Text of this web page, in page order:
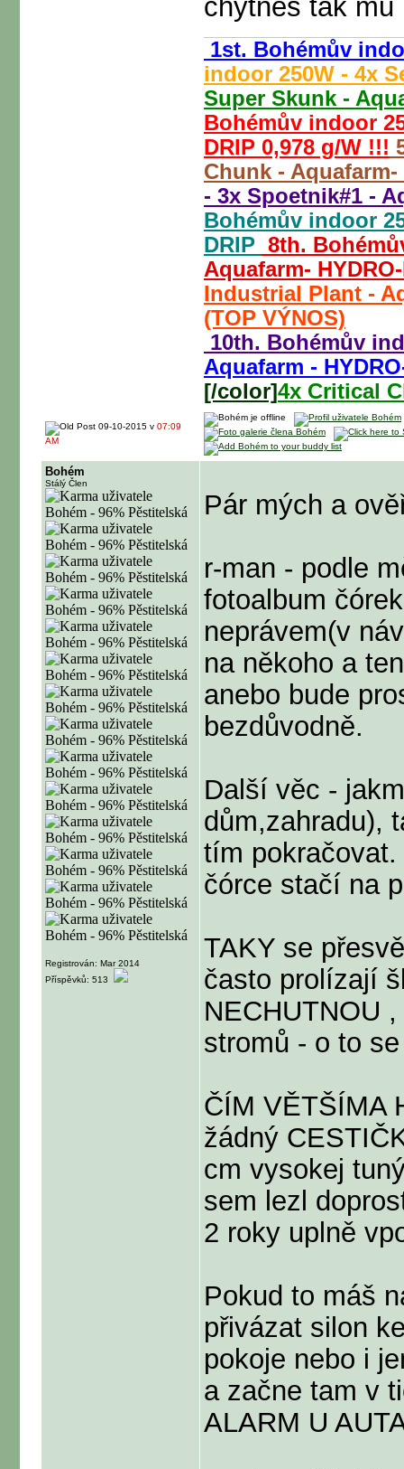
chytneš tak
1st. Bohémův
indoor 250W - 4x
Super Skunk -
Bohémův indoor
DRIP 0,978 g/W !!!
Chunk - Aquafarm-
- 3x Spoetnik#1 -
Bohémův indoor
DRIP 8th.
Aquafarm-
Industrial Plant -
(TOP VÝNOS)
10th. Bohémův
Aquafarm -
[/color]4x Critical
09-10-2015 v 07:09
AM
Bohém
Stálý Člen
Registrován: Mar 2014
Příspěvků: 513
Pár mých a
r-man - podle
fotoalbum
neprávem(v
na někoho a
anebo bude
bezdůvodně.
Další věc -
dům,zahradu),
tím
čórce stačí na
TAKY se
často prolízají
NECHUTNOU
stromů - o to
ČÍM VĚTŠÍMA
žádný
cm vysokej
sem lezl
2 roky uplně
Pokud to máš
přivázat silon
pokoje nebo i
a začne tam v
ALARM U